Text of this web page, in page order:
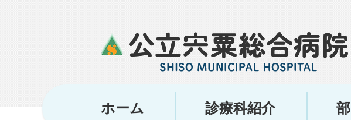
ホーム 診療科紹介